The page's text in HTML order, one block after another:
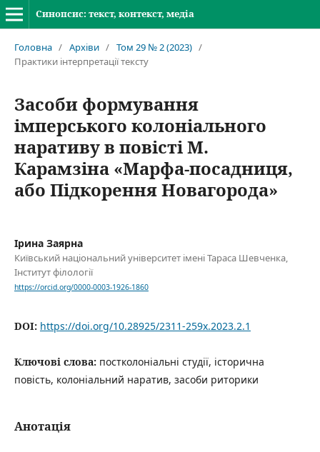
Синопсис: текст, контекст, медіа
Головна / Архіви / Том 29 № 2 (2023) /
Практики інтерпретації тексту
Засоби формування
імперського колоніального
наративу в повісті М.
Карамзіна «Марфа-посадниця,
або Підкорення Новагорода»
Ірина Заярна
Київський національний університет імені Тараса Шевченка,
Інститут філології
https://orcid.org/0000-0003-1926-1860
DOI: https://doi.org/10.28925/2311-259x.2023.2.1
Ключові слова: постколоніальні студії, історична
повість, колоніальний наратив, засоби риторики
Анотація